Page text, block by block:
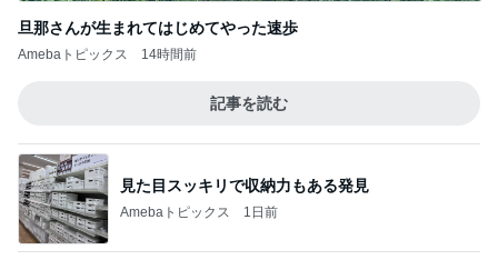
旦那さんが生まれてはじめてやった速歩
Amebaトピックス 14時間前
記事を読む
見た目スッキリで収納力もある発見
Amebaトピックス 1日前